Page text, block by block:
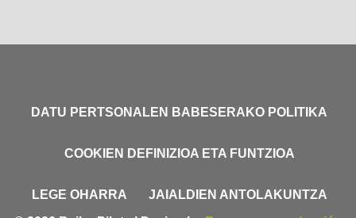
DATU PERTSONALEN BABESERAKO POLITIKA
COOKIEN DEFINIZIOA ETA FUNTZIOA
LEGE OHARRA
JAIALDIEN ANTOLAKUNTZA